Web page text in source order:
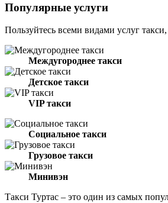
Популярные услуги
Пользуйтесь всеми видами услуг
Междугороднее такси
Детское такси
VIP такси
Социальное такси
Грузовое такси
Минивэн
Такси Туртас – это один из самых